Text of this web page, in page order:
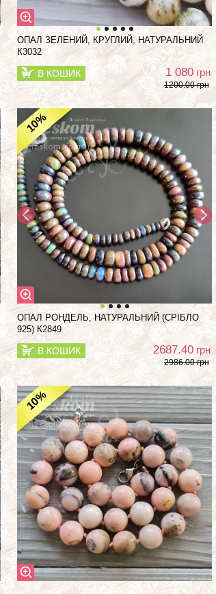
ОПАЛ ЗЕЛЕНИЙ, КРУГЛИЙ, НАТУРАЛЬНИЙ
К3032
В КОШИК 1 080 грн
1200.00 грн
10%
ОПАЛ РОНДЕЛЬ, НАТУРАЛЬНИЙ (СРІБЛО
925) К2849
В КОШИК 2687.40 грн
2986.00 грн
10%